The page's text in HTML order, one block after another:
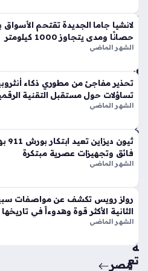
الأ
وا
الح
الي
ة
6
أيام
حق
ق
من
ة
تع
حصانًا ومدى يتجاوز 1000 كيلومتر
الشهر الماضي
تحذير مفاجئ من مطوري ذكاء
تساؤلات حول مستقبل التقنية
الشهر الماضي
فائق وتجهيزات عصرية مبتكرة
الشهر الماضي
رولز رويس تكشف عن مواصفات
الثانية الأكثر قوة وهدوءاً في تاريخها
الشهر الماضي
مصر